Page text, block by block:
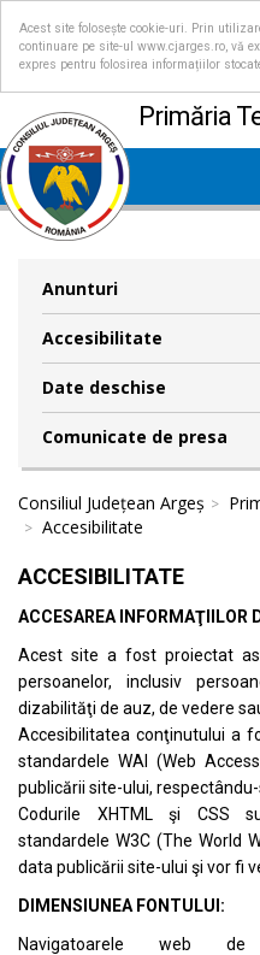
Acest site folosește cookie-uri. Prin
continuare pe site-ul www.cjarges.ro, vă
expres pentru folosirea informațiilor
Primăria
Anunturi
Accesibilitate
Date deschise
Comunicate de presa
Consiliul Județean Argeș
Accesibilitate
ACCESIBILITATE
ACCESAREA INFORMAŢIILOR
Acest site a fost proiectat
persoanelor, inclusiv
dizabilităţi de auz, de vedere
Accesibilitatea conţinutului a
standardele WAI (Web
publicării site-ului,
Codurile XHTML şi CSS
standardele W3C (The World
data publicării site-ului şi vor fi
DIMENSIUNEA FONTULUI:
Navigatoarele web